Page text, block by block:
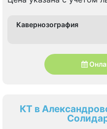
Кавернозография
КТ в